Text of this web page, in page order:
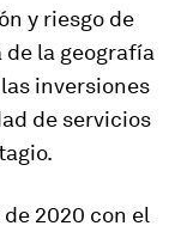
y riesgo de
de la geografía
inversiones
de servicios
2020 con el